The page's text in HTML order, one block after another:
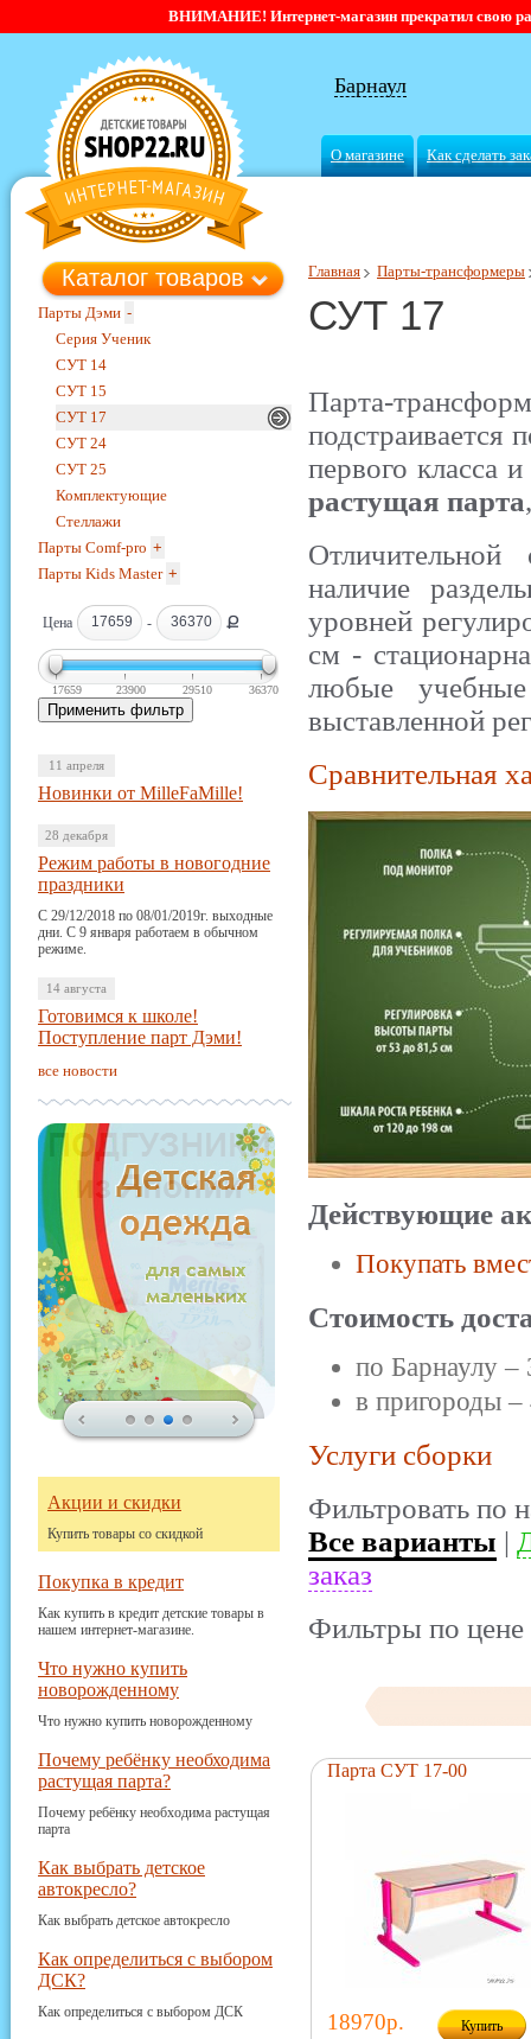
ВНИМАНИЕ! Интернет-магазин прекратил свою
Барнаул
О магазине Как сделать
Главная Парты-трансформеры
СУТ 17
Парта-
подстраивается
первого класса
растущая парта
наличие
уровней
см -
любые
выставленной
Сравнительная
Действующие
Покупать
Стоимость
по Барнаулу –
в пригороды
Услуги сборки
Фильтровать по
Все варианты |
заказ
Фильтры по цене
Каталог товаров
Парты Дэми -
Серия Ученик
СУТ 14
СУТ 15
СУТ 17
СУТ 24
СУТ 25
Комплектующие
Стеллажи
Парты Comf-pro +
Парты Kids Master +
Цена - Ք
17659 23900 29510 36370
11 апреля
Новинки от MilleFaMille!
28 декабря
Режим работы в новогодние
праздники
С 29/12/2018 по 08/01/2019г. выходные
дни. С 9 января работаем в обычном
режиме.
14 августа
Готовимся к школе!
Поступление парт Дэми!
все новости
Акции и скидки
Купить товары со скидкой
Покупка в кредит
Как купить в кредит детские товары в
нашем интернет-магазине.
Что нужно купить
новорожденному
Что нужно купить новорожденному
Почему ребёнку необходима
растущая парта?
Почему ребёнку необходима растущая
парта
Как выбрать детское
автокресло?
Как выбрать детское автокресло
Как определиться с выбором
ДСК?
Как определиться с выбором ДСК
Парта СУТ 17-00
18970р. Купить